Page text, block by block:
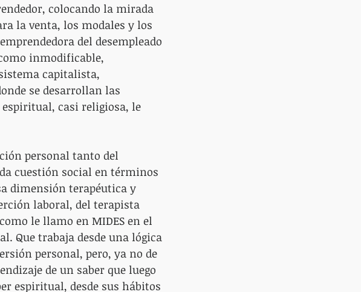
colocando la mirada
la venta, los modales y los
del desempleado
inmodificable,
capitalista,
se desarrollan las
espiritual, casi religiosa, le
personal tanto del
cuestión social en términos
dimensión terapéutica y
laboral, del terapista
le llamo en MIDES en el
Que trabaja desde una lógica
personal, pero, ya no de
de un saber que luego
espiritual, desde sus hábitos